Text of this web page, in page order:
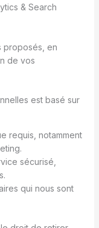
& Search
proposés, en
de vos
est basé sur
requis, notamment
sécurisé,
qui nous sont